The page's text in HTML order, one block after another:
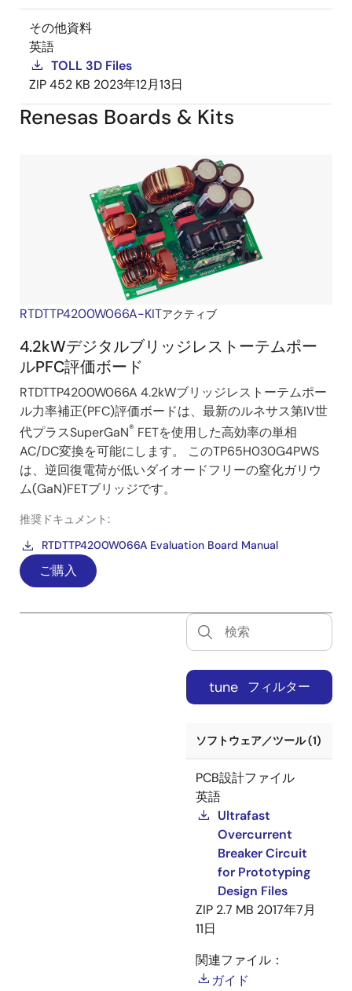
その他資料
英語
TOLL 3D Files
ZIP452 KB 2023年12月13日
Renesas Boards & Kits
RTDTTP4200W066A-KITアクティブ
4.2kWデジタルブリッジレストーテムポー
ルPFC評価ボード
RTDTTP4200W066A 4.2kWブリッジレストーテムポー
ル力率補正(PFC)評価ボードは、最新のルネサス第IV世
代プラスSuperGaN® FETを使用した高効率の単相
AC/DC変換を可能にします。 このTP65H030G4PWS
は、逆回復電荷が低いダイオードフリーの窒化ガリウ
ム(GaN)FETブリッジです。
推奨ドキュメント:
RTDTTP4200W066A Evaluation Board Manual
ご購入
tune フィルター
ソフトウェア／ツール (1)
PCB設計ファイル
英語
Ultrafast
Overcurrent
Breaker Circuit
for Prototyping
Design Files
ZIP 2.7 MB 2017年7月
11日
関連ファイル：
ガイド